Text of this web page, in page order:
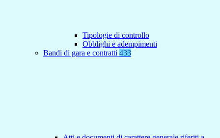
Tipologie di controllo
Obblighi e adempimenti
Bandi di gara e contratti 433